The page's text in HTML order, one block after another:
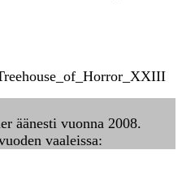
äänesti vuonna 2008.
vaaleissa: